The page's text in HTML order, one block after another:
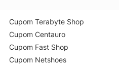
Cupom Terabyte Shop
Cupom Centauro
Cupom Fast Shop
Cupom Netshoes